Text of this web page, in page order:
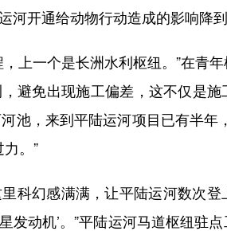
河开通给动物行动造成的影响降到
一个是长洲水利枢纽。”在青年
避免出现施工偏差，这不仅是
池，来到平陆运河项目已有半年
力。”
幻感满满，让平陆运河数次登
发动机’。”平陆运河马道枢纽驻